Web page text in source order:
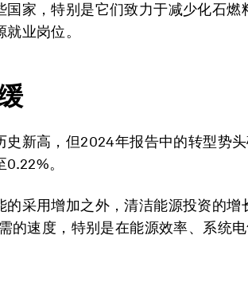
国家，特别是它们致力于减少化石燃
业岗位。
史新高，但2024年报告中的转型势
。
的采用增加之外，清洁能源投资的增
的速度，特别是在能源效率、系统